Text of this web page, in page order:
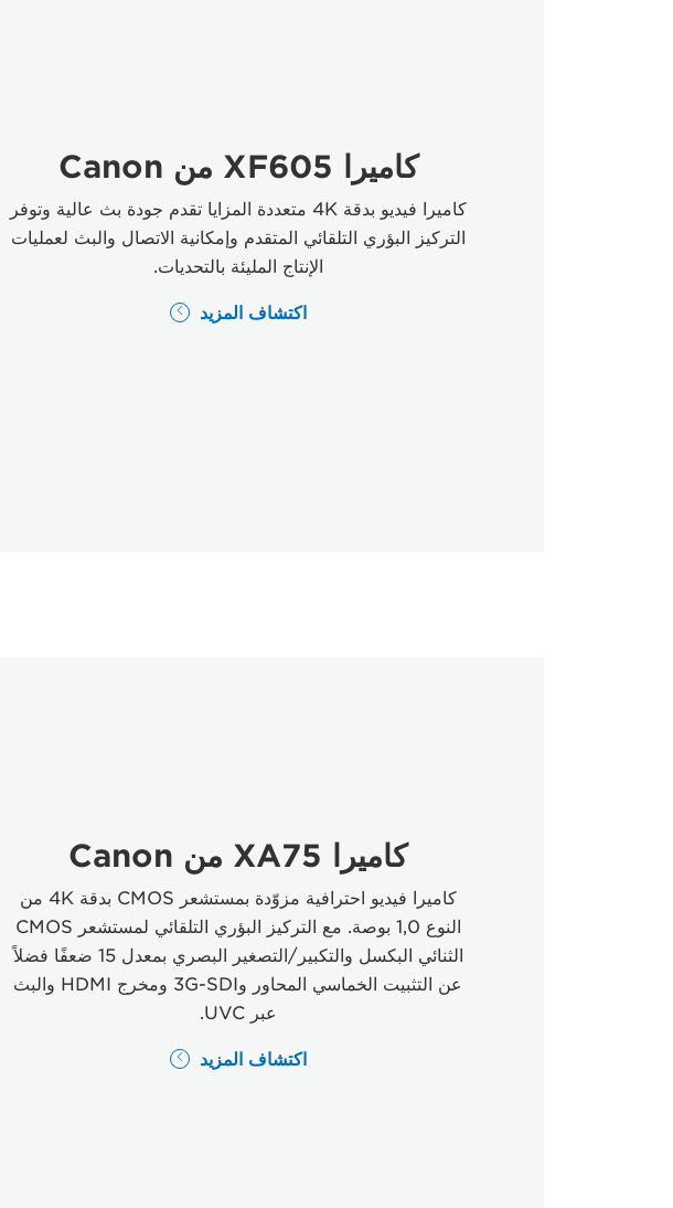
كاميرا XF605 من Canon
كاميرا فيديو بدقة 4K متعددة المزايا تقدم جودة بث عالية وتوفر
التركيز البؤري التلقائي المتقدم وإمكانية الاتصال والبث لعمليات
الإنتاج المليئة بالتحديات.
اكتشاف المزيد
كاميرا XA75 من Canon
كاميرا فيديو احترافية مزوّدة بمستشعر CMOS بدقة 4K من
النوع 1,0 بوصة. مع التركيز البؤري التلقائي لمستشعر CMOS
الثنائي البكسل والتكبير/التصغير البصري بمعدل 15 ضعفًا فضلاً
عن التثبيت الخماسي المحاور و3G-SDI ومخرج HDMI والبث
عبر UVC.
اكتشاف المزيد